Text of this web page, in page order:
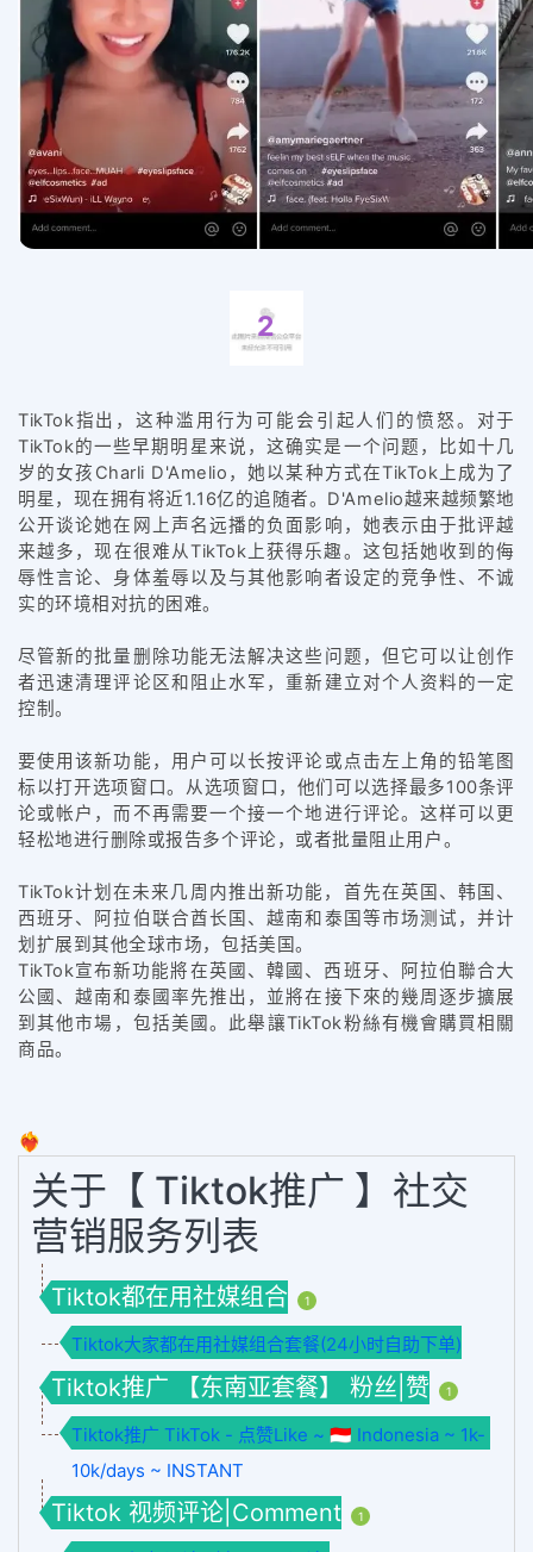
2
TikTok指出，这种滥用行为可能会引起人们的愤怒。对于
TikTok的一些早期明星来说，这确实是一个问题，比如十几
岁的女孩Charli D'Amelio，她以某种方式在TikTok上成为了
明星，现在拥有将近1.16亿的追随者。D'Amelio越来越频繁地
公开谈论她在网上声名远播的负面影响，她表示由于批评越
来越多，现在很难从TikTok上获得乐趣。这包括她收到的侮
辱性言论、身体羞辱以及与其他影响者设定的竞争性、不诚
实的环境相对抗的困难。
尽管新的批量删除功能无法解决这些问题，但它可以让创作
者迅速清理评论区和阻止水军，重新建立对个人资料的一定
控制。
要使用该新功能，用户可以长按评论或点击左上角的铅笔图
标以打开选项窗口。从选项窗口，他们可以选择最多100条评
论或帐户，而不再需要一个接一个地进行评论。这样可以更
轻松地进行删除或报告多个评论，或者批量阻止用户。
TikTok计划在未来几周内推出新功能，首先在英国、韩国、
西班牙、阿拉伯联合酋长国、越南和泰国等市场测试，并计
划扩展到其他全球市场，包括美国。
TikTok宣布新功能將在英國、韓國、西班牙、阿拉伯聯合大
公國、越南和泰國率先推出，並將在接下來的幾周逐步擴展
到其他市場，包括美國。此舉讓TikTok粉絲有機會購買相關
商品。
❤️‍🔥
关于【 Tiktok推广 】社交
营销服务列表
Tiktok都在用社媒组合 1
Tiktok大家都在用社媒组合套餐(24小时自助下单)
Tiktok推广 【东南亚套餐】 粉丝|赞 1
Tiktok推广 TikTok - 点赞Like ~ 🇮🇩 Indonesia ~ 1k-
10k/days ~ INSTANT
Tiktok 视频评论|Comment 1